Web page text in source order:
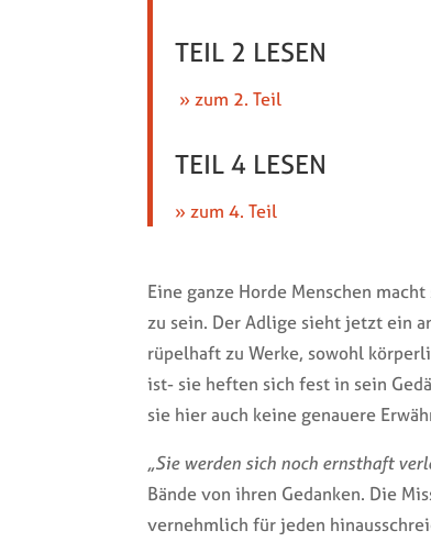
TEIL 2 LESEN
» zum 2. Teil
TEIL 4 LESEN
» zum 4. Teil
Eine ganze Horde Menschen
zu sein. Der Adlige sieht jetzt ein
rüpelhaft zu Werke, sowohl
ist- sie heften sich fest in sein
sie hier auch keine genauere
„Sie werden sich noch ernsthaft
Bände von ihren Gedanken. Die
vernehmlich für jeden